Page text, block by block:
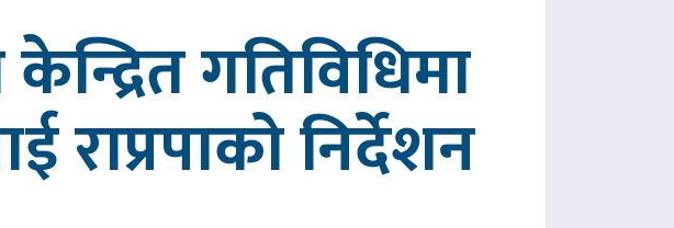
केन्द्रित गतिविधिमा
निर्देशन